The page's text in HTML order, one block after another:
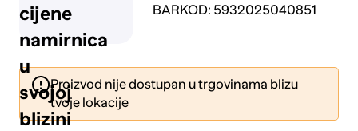
cijene
namirnica
u
svojoj
blizini
BARKOD: 5932025040851
Proizvod nije dostupan u trgovinama blizu
tvoje lokacije